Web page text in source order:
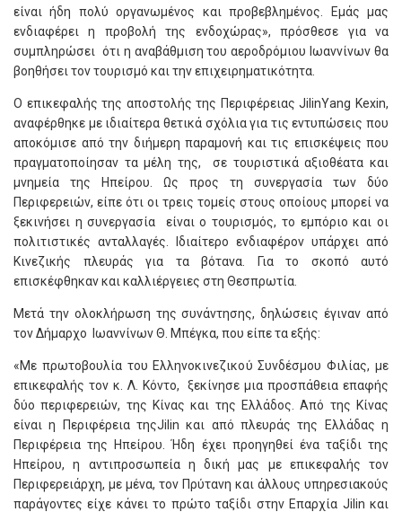
είναι ήδη πολύ οργανωμένος και προβεβλημένος. Εμάς μας
ενδιαφέρει η προβολή της ενδοχώρας», πρόσθεσε για να
συμπληρώσει ότι η αναβάθμιση του αεροδρόμιου Ιωαννίνων θα
βοηθήσει τον τουρισμό και την επιχειρηματικότητα.
Ο επικεφαλής της αποστολής της Περιφέρειας JilinYang Kexin,
αναφέρθηκε με ιδιαίτερα θετικά σχόλια για τις εντυπώσεις που
αποκόμισε από την διήμερη παραμονή και τις επισκέψεις που
πραγματοποίησαν τα μέλη της, σε τουριστικά αξιοθέατα και
μνημεία της Ηπείρου. Ως προς τη συνεργασία των δύο
Περιφερειών, είπε ότι οι τρεις τομείς στους οποίους μπορεί να
ξεκινήσει η συνεργασία είναι ο τουρισμός, το εμπόριο και οι
πολιτιστικές ανταλλαγές. Ιδιαίτερο ενδιαφέρον υπάρχει από
Κινεζικής πλευράς για τα βότανα. Για το σκοπό αυτό
επισκέφθηκαν και καλλιέργειες στη Θεσπρωτία.
Μετά την ολοκλήρωση της συνάντησης, δηλώσεις έγιναν από
τον Δήμαρχο Ιωαννίνων Θ. Μπέγκα, που είπε τα εξής:
«Με πρωτοβουλία του Ελληνοκινεζικού Συνδέσμου Φιλίας, με
επικεφαλής τον κ. Λ. Κόντο, ξεκίνησε μια προσπάθεια επαφής
δύο περιφερειών, της Κίνας και της Ελλάδος. Από της Κίνας
είναι η Περιφέρεια τηςJilin και από πλευράς της Ελλάδας η
Περιφέρεια της Ηπείρου. Ήδη έχει προηγηθεί ένα ταξίδι της
Ηπείρου, η αντιπροσωπεία η δική μας με επικεφαλής τον
Περιφερειάρχη, με μένα, τον Πρύτανη και άλλους υπηρεσιακούς
παράγοντες είχε κάνει το πρώτο ταξίδι στην Επαρχία Jilin και